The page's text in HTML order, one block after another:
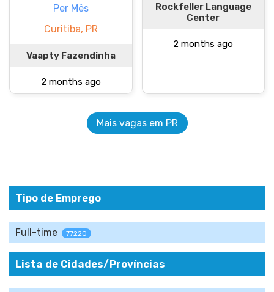
Per Mês
Curitiba, PR
Vaapty Fazendinha
2 months ago
Rockfeller Language
Center
2 months ago
Mais vagas em PR
Tipo de Emprego
Full-time 77220
Lista de Cidades/Províncias